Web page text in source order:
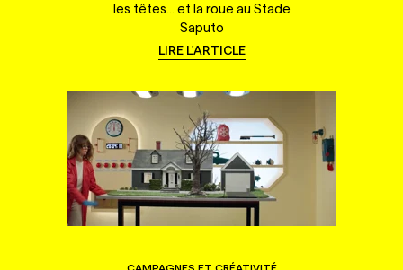
les têtes... et la roue au Stade
Saputo
LIRE L'ARTICLE